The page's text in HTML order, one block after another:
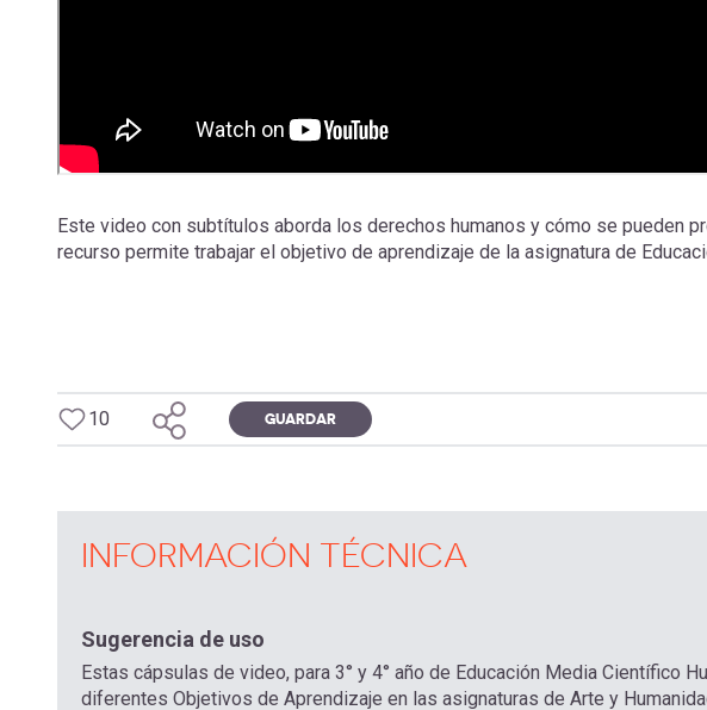
Este video con subtítulos aborda los derechos humanos y cómo se pueden
recurso permite trabajar el objetivo de aprendizaje de la asignatura de
10 GUARDAR
INFORMACIÓN TÉCNICA
Sugerencia de uso
Estas cápsulas de video, para 3° y 4° año de Educación Media Científico
diferentes Objetivos de Aprendizaje en las asignaturas de Arte y